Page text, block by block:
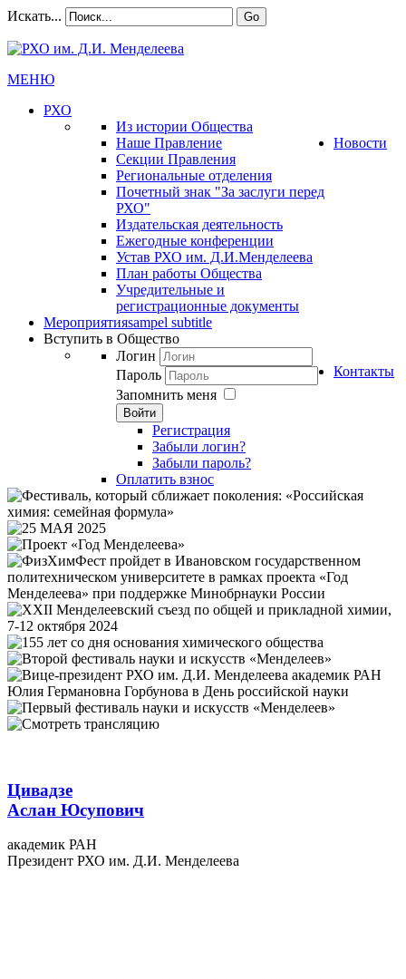
Искать... Go
МЕНЮ
РХО
Из истории Общества
Наше Правление
Секции Правления
Региональные отделения
Почетный знак "За заслуги перед
РХО"
Издательская деятельность
Ежегодные конференции
Устав РХО им. Д.И.Менделеева
План работы Общества
Учредительные и
регистрационные документы
Новости
Мероприятияsampel subtitle
Вступить в Общество
Логин
Пароль
Запомнить меня
Войти
Регистрация
Забыли логин?
Забыли пароль?
Оплатить взнос
Контакты
Цивадзе
Аслан Юсупович
академик РАН
Президент РХО им. Д.И. Менделеева